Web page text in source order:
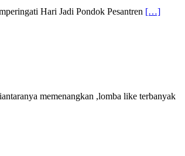
Hari Jadi Pondok Pesantren […]
memenangkan ,lomba like terbanyak